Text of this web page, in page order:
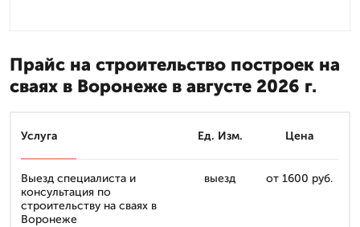
Прайс на строительство построек на
сваях в Воронеже в августе 2026 г.
Услуга Ед. Изм. Цена
Выезд специалиста и
консультация по
строительству на сваях в
Воронеже
выезд от 1600 руб.